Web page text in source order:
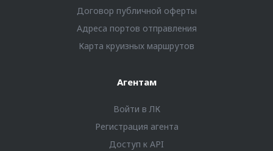
Договор публичной оферты
Адреса портов отправления
Карта круизных маршрутов
Агентам
Войти в ЛК
Регистрация агента
Доступ к API